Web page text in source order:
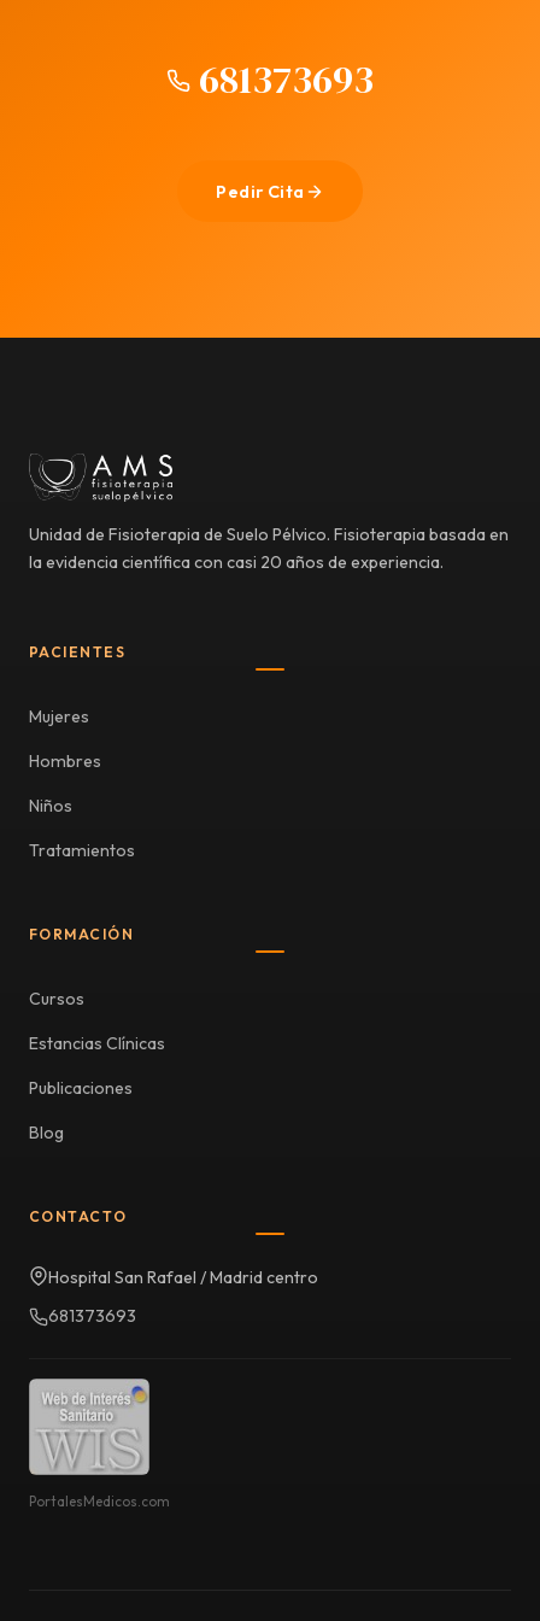
681373693
Pedir Cita
Unidad de Fisioterapia de Suelo Pélvico. Fisioterapia basada en
la evidencia científica con casi 20 años de experiencia.
PACIENTES
Mujeres
Hombres
Niños
Tratamientos
FORMACIÓN
Cursos
Estancias Clínicas
Publicaciones
Blog
CONTACTO
Hospital San Rafael / Madrid centro
681373693
PortalesMedicos.com